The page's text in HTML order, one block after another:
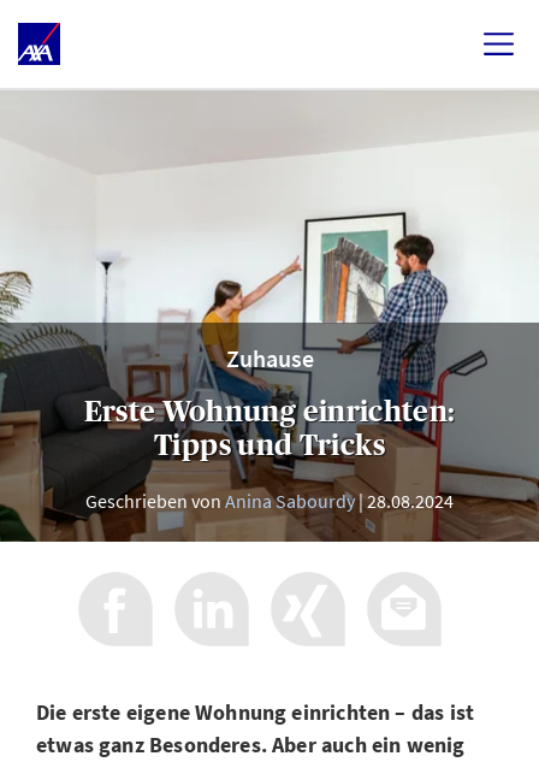
Zuhause
Erste Wohnung einrichten:
Tipps und Tricks
Geschrieben von Anina Sabourdy 28.08.2024
Die erste eigene Wohnung einrichten – das ist
etwas ganz Besonderes. Aber auch ein wenig